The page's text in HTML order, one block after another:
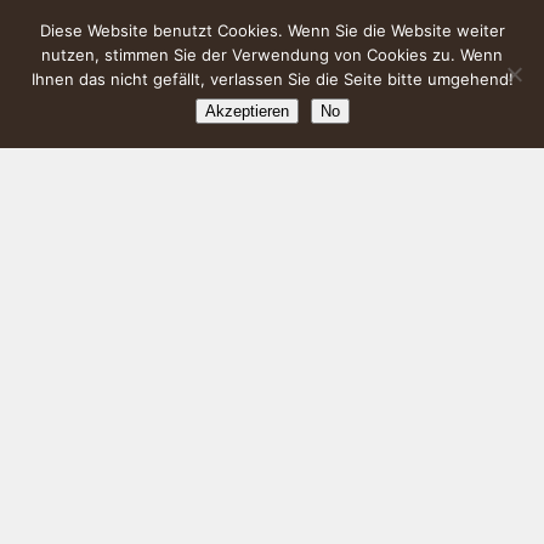
Diese Website benutzt Cookies. Wenn Sie die Website weiter
nutzen, stimmen Sie der Verwendung von Cookies zu. Wenn
Ihnen das nicht gefällt, verlassen Sie die Seite bitte umgehend!
Akzeptieren No